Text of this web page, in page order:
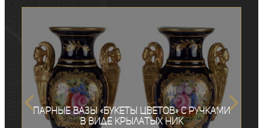
Парные вазы «Букеты цветов» с ручками
в виде крылатых Ник